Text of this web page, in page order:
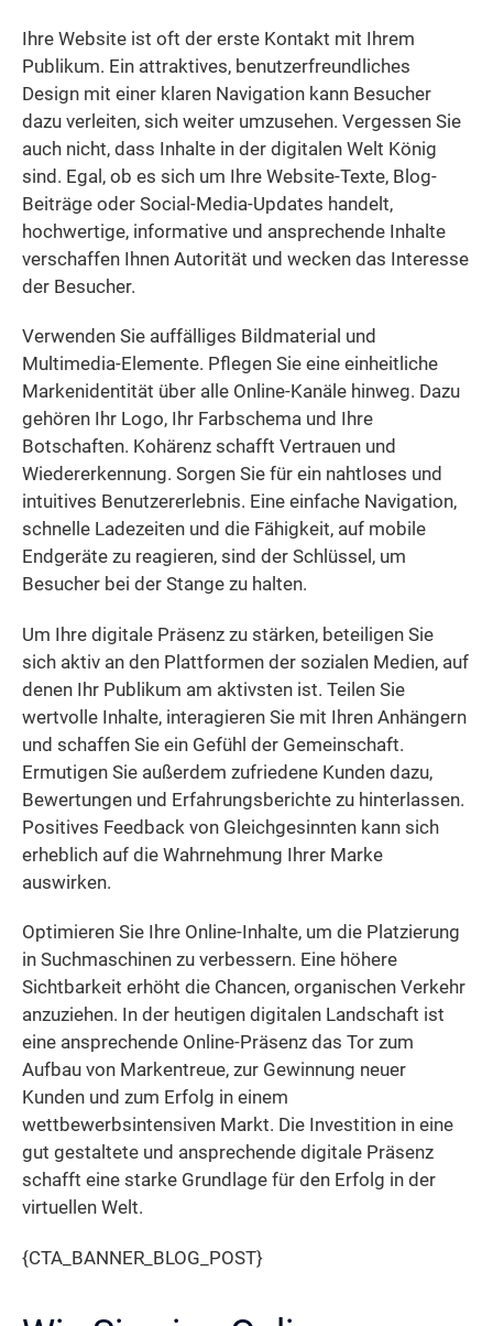
Ihre Website ist oft der erste Kontakt mit Ihrem
Publikum. Ein attraktives, benutzerfreundliches
Design mit einer klaren Navigation kann Besucher
dazu verleiten, sich weiter umzusehen. Vergessen Sie
auch nicht, dass Inhalte in der digitalen Welt König
sind. Egal, ob es sich um Ihre Website-Texte, Blog-
Beiträge oder Social-Media-Updates handelt,
hochwertige, informative und ansprechende Inhalte
verschaffen Ihnen Autorität und wecken das Interesse
der Besucher.
Verwenden Sie auffälliges Bildmaterial und
Multimedia-Elemente. Pflegen Sie eine einheitliche
Markenidentität über alle Online-Kanäle hinweg. Dazu
gehören Ihr Logo, Ihr Farbschema und Ihre
Botschaften. Kohärenz schafft Vertrauen und
Wiedererkennung. Sorgen Sie für ein nahtloses und
intuitives Benutzererlebnis. Eine einfache Navigation,
schnelle Ladezeiten und die Fähigkeit, auf mobile
Endgeräte zu reagieren, sind der Schlüssel, um
Besucher bei der Stange zu halten.
Um Ihre digitale Präsenz zu stärken, beteiligen Sie
sich aktiv an den Plattformen der sozialen Medien, auf
denen Ihr Publikum am aktivsten ist. Teilen Sie
wertvolle Inhalte, interagieren Sie mit Ihren Anhängern
und schaffen Sie ein Gefühl der Gemeinschaft.
Ermutigen Sie außerdem zufriedene Kunden dazu,
Bewertungen und Erfahrungsberichte zu hinterlassen.
Positives Feedback von Gleichgesinnten kann sich
erheblich auf die Wahrnehmung Ihrer Marke
auswirken.
Optimieren Sie Ihre Online-Inhalte, um die Platzierung
in Suchmaschinen zu verbessern. Eine höhere
Sichtbarkeit erhöht die Chancen, organischen Verkehr
anzuziehen. In der heutigen digitalen Landschaft ist
eine ansprechende Online-Präsenz das Tor zum
Aufbau von Markentreue, zur Gewinnung neuer
Kunden und zum Erfolg in einem
wettbewerbsintensiven Markt. Die Investition in eine
gut gestaltete und ansprechende digitale Präsenz
schafft eine starke Grundlage für den Erfolg in der
virtuellen Welt.
{CTA_BANNER_BLOG_POST}